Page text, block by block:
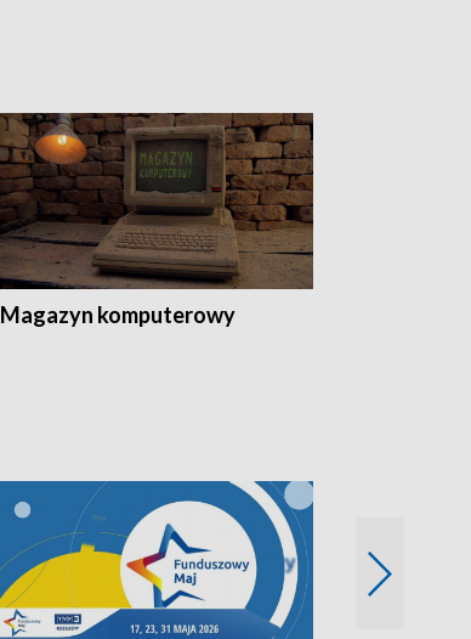
Magazyn komputerowy